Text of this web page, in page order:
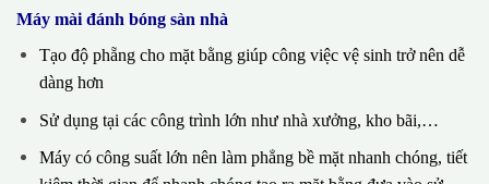
Máy mài đánh bóng sàn nhà
Tạo độ phẵng cho mặt bằng giúp công việc vệ sinh trở nên dễ
dàng hơn
Sử dụng tại các công trình lớn như nhà xưởng, kho bãi,…
Máy có công suất lớn nên làm phẳng bề mặt nhanh chóng, tiết